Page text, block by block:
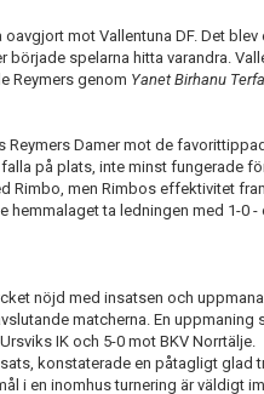
mot Vallentuna DF. Det
började spelarna hitta varandra.
Reymers genom Yanet Birhanu
Damer mot de
på plats, inte minst fungerade
Rimbo, men Rimbos effektivitet
hemmalaget ta ledningen med 1-0
nöjd med insatsen och
matcherna. En
IK och 5-0 mot BKV Norrtälje.
konstaterade en påtagligt glad
i en inomhus turnering är väldigt